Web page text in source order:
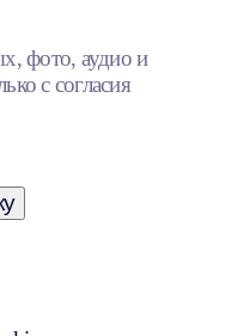
фото, аудио и
с согласия